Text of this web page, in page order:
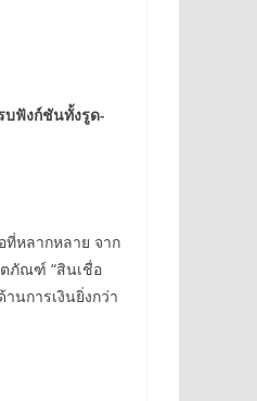
บฟังก์ชันทั้งรูด-
ที่หลากหลาย จาก
ตภัณฑ์ “สินเชื่อ
นการเงินยิ่งกว่า